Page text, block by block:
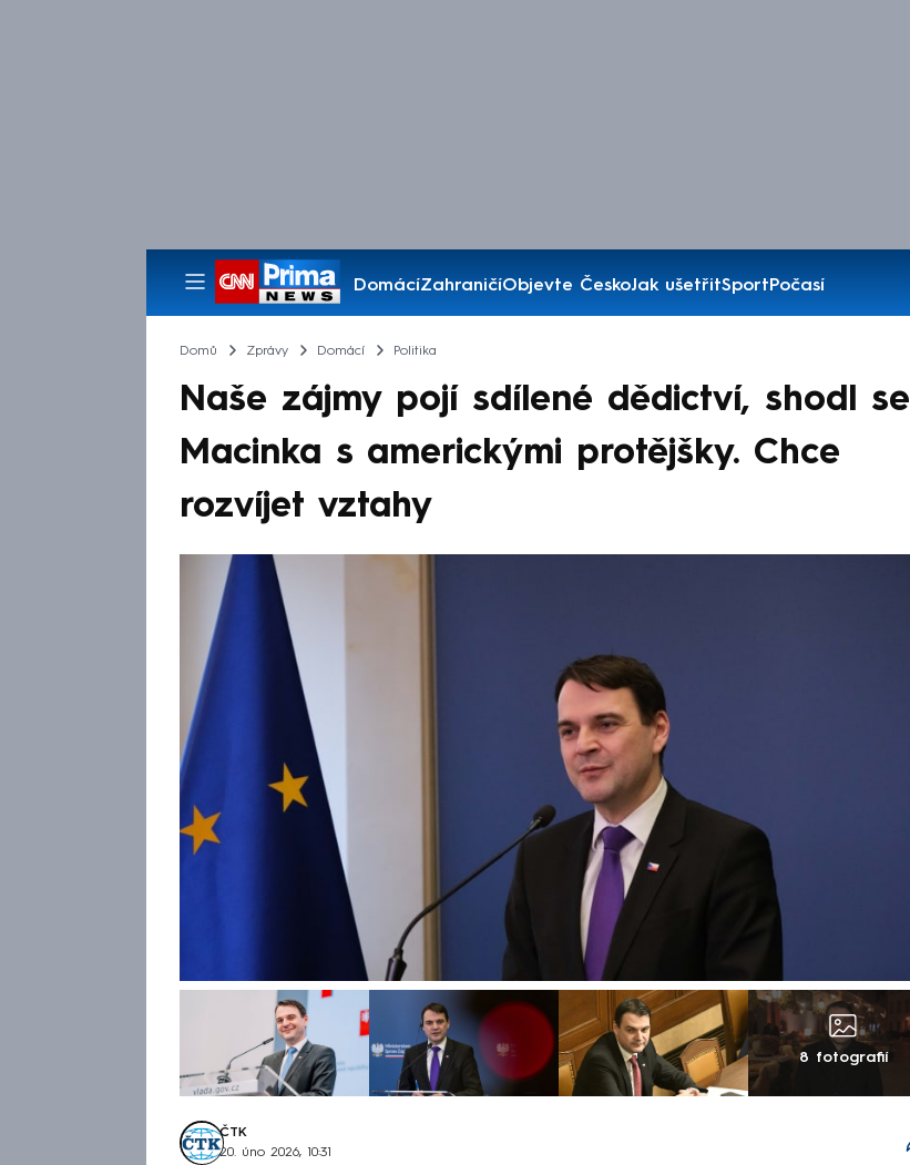
DomácíZahraničíObjevte ČeskoJak ušetřitSportPočasí
Pořady
Domů Zprávy Domácí Politika
Naše zájmy pojí sdílené dědictví, shodl se
Macinka s americkými protějšky. Chce
rozvíjet vztahy
8 fotografií
ČTK
20. úno 2026, 10:31